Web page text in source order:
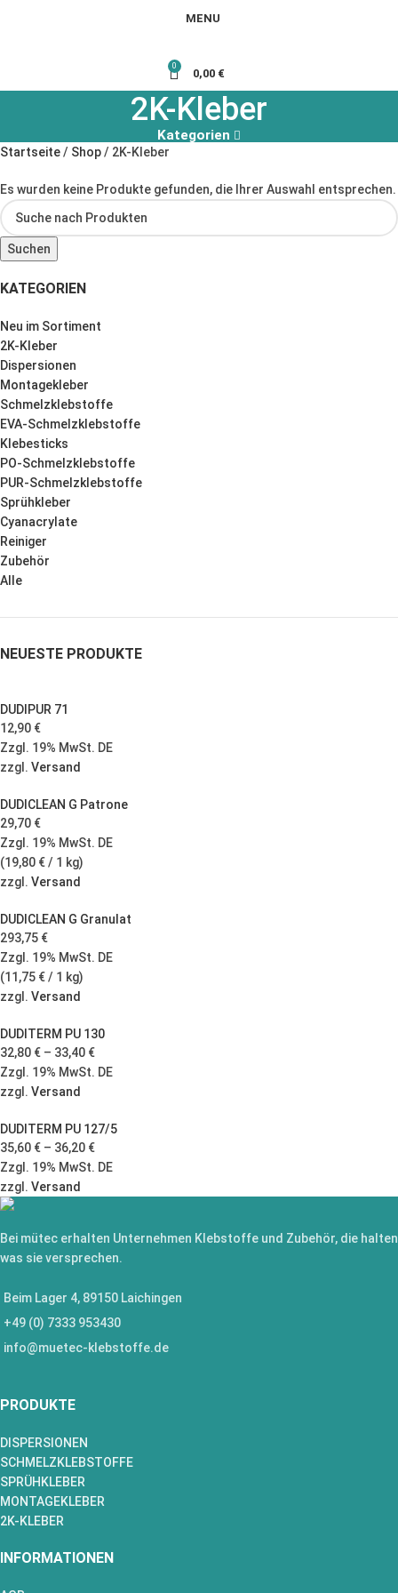
MENU
0
0,00 €
2K-Kleber
Kategorien
KATEGORIEN
Neu im Sortiment
2K-Kleber
Dispersionen
Montagekleber
Schmelzklebstoffe
EVA-Schmelzklebstoffe
Klebesticks
PO-Schmelzklebstoffe
PUR-Schmelzklebstoffe
Sprühkleber
Cyanacrylate
Reiniger
Zubehör
Alle
NEUESTE PRODUKTE
DUDIPUR 71
12,90 €
Zzgl. 19% MwSt. DE
zzgl. Versand
DUDICLEAN G Patrone
29,70 €
Zzgl. 19% MwSt. DE
(19,80 €/ 1 kg)
zzgl. Versand
DUDICLEAN G Granulat
293,75 €
Zzgl. 19% MwSt. DE
(11,75 €/ 1 kg)
zzgl. Versand
DUDITERM PU 130
32,80 € – 33,40 €
Zzgl. 19% MwSt. DE
zzgl. Versand
DUDITERM PU 127/5
35,60 € – 36,20 €
Zzgl. 19% MwSt. DE
zzgl. Versand
Startseite Shop 2K-Kleber
Es wurden keine Produkte gefunden, die Ihrer Auswahl entsprechen.
Suchen
Bei mütec erhalten Unternehmen Klebstoffe und Zubehör, die halten
was sie versprechen.
Beim Lager 4, 89150 Laichingen
+49 (0) 7333 953430
info@muetec-klebstoffe.de
PRODUKTE
DISPERSIONEN
SCHMELZKLEBSTOFFE
SPRÜHKLEBER
MONTAGEKLEBER
2K-KLEBER
INFORMATIONEN